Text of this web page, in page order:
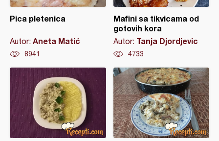
Pica pletenica
Autor: Aneta Matić
8941
Mafini sa tikvicama od
gotovih kora
Autor: Tanja Djordjevic
4733